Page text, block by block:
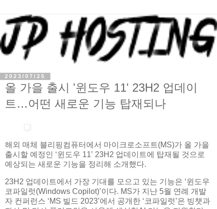
2023/07/25
올 가을 출시 '윈도우 11' 23H2 업데이
트…어떤 새로운 기능 탑재되나
해외 매체 블리핑컴퓨터에서 마이크로소프트(MS)가 올 가을
출시할 예정인 ‘윈도우 11’ 23H2 업데이트에 탑재될 것으로
예상되는 새로운 기능을 정리해 소개했다.
23H2 업데이트에서 가장 기대를 모으고 있는 기능은 ‘윈도우
코파일럿(Windows Copilot)’이다. MS가 지난 5월 연례 개발
자 컨퍼런스 ‘MS 빌드 2023’에서 공개한 ‘코파일럿’은 빙챗과